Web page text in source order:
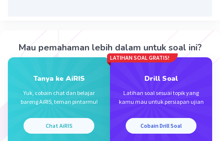
keuntungan. Contohnya, hubungan antara ikan
badut dengan anemon laut (seperti pada
gambar). Dalam simbiosis ini, ikan mendapat
yang dikeluarkan oleh anemon. Di sisi lain,
predator oleh ikan badut
Mau pemahaman lebih dalam untuk soal ini?
Tanya ke AiRIS
Yuk, cobain chat dan belajar
bareng AiRIS, teman pintarmu!
Chat AiRIS
LATIHAN SOAL GRATIS!
Drill Soal
Latihan soal sesuai topik yang
kamu mau untuk persiapan ujian
Cobain Drill Soal